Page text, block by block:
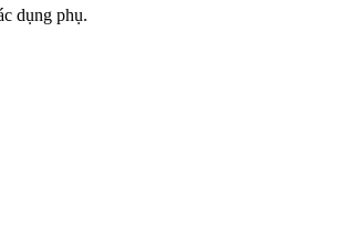
dụng phụ.